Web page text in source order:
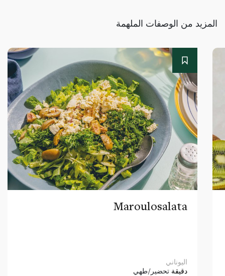
المزيد من الوصفات الملهمة
Maroulosalata
اليوناني
دقيقة تحضير/طهي